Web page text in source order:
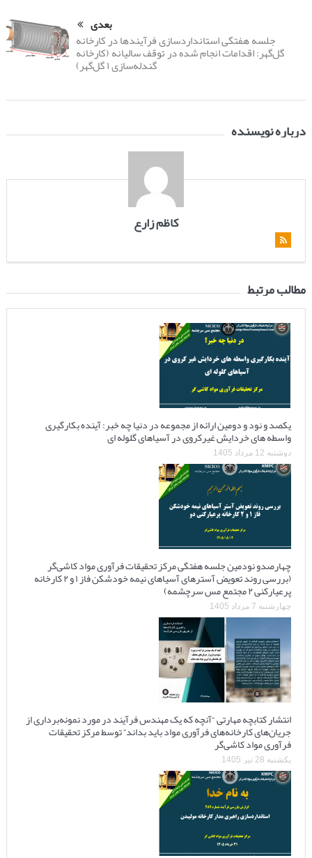
بعدی
جلسه هفتگی استانداردسازی فرآیندها در کارخانه
گل‌گهر: اقدامات انجام شده در توقف سالیانه (کارخانه
گندله‌سازی ۱ گل‌گهر)
درباره نویسنده
کاظم زارع
مطالب مرتبط
یکصد و نود و دومین ارائه از مجموعه در دنیا چه خبر: آینده بکارگیری
واسطه های خردایش غیرکروی در آسیاهای گلوله ای
دوشنبه 12 مرداد 1405
چهارصدو نودمین جلسه هفتگی مرکز تحقیقات فرآوری مواد کاشی‌گر
(بررسی روند تعویض آسترهای آسیاهای نیمه خودشکن فاز ۱ و ۲ کارخانه
پرعیارکنی ۲ مجتمع مس سرچشمه)
چهارشنبه 7 مرداد 1405
انتشار کتابچه مهارتی “آنچه که یک مهندس فرآیند در مورد نمونه‌برداری از
جریان‌های کارخانه‌های فرآوری مواد باید بداند” توسط مرکز تحقیقات
فرآوری مواد کاشی‌گر
یکشنبه 28 تیر 1405